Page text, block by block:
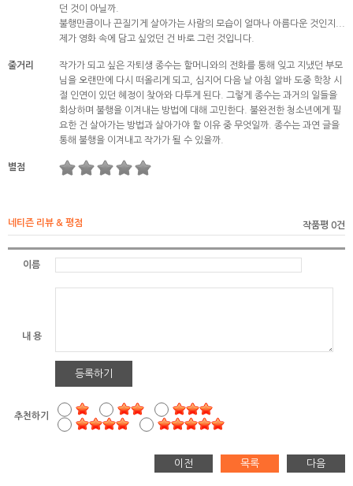
던 것이 아닐까.
불행만큼이나 끈질기게 살아가는 사람의 모습이 얼마나 아름다운 것인지...
제가 영화 속에 담고 싶었던 건 바로 그런 것입니다.
줄거리
작가가 되고 싶은 자퇴생 종수는 할머니와의 전화를 통해 잊고 지냈던 부모
님을 오랜만에 다시 떠올리게 되고, 심지어 다음 날 아침 알바 도중 학창 시
절 인연이 있던 혜정이 찾아와 다투게 된다. 그렇게 종수는 과거의 일들을
회상하며 불행을 이겨내는 방법에 대해 고민한다. 불완전한 청소년에게 필
요한 건 살아가는 방법과 살아가야 할 이유 중 무엇일까. 종수는 과연 글을
통해 불행을 이겨내고 작가가 될 수 있을까.
별점
네티즌 리뷰 & 평점 작품평 0건
이름
내 용
등록하기
추천하기
이전 목록 다음